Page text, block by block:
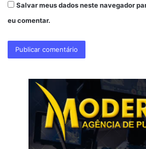
Salvar meus dados neste navegador
eu comentar.